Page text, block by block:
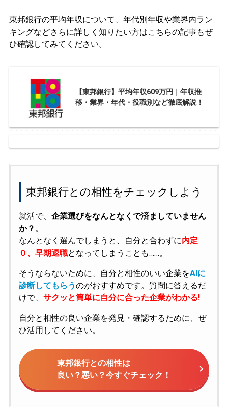
東邦銀行の平均年収について、年代別年収や業界内ラン
キングなどさらに詳しく知りたい方はこちらの記事もぜ
ひ確認してみてください。
【東邦銀行】平均年収609万円｜年収推
移・業界・年代・役職別など徹底解説！
東邦銀行との相性をチェックしよう
就活で、 企業選びをなんとなくで済ましていません
か？ 。
なんとなく選んでしまうと、自分と合わずに内定
０、早期退職となってしまうことも……。
そうならないために、自分と相性のいい企業をAIに
診断してもらうのがおすすめです。質問に答えるだ
けで、 サクッと簡単に自分に合った企業がわかる!
自分と相性の良い企業を発見・確認するために、ぜ
ひ活用してください。
東邦銀行との相性は
良い？悪い？今すぐチェック！